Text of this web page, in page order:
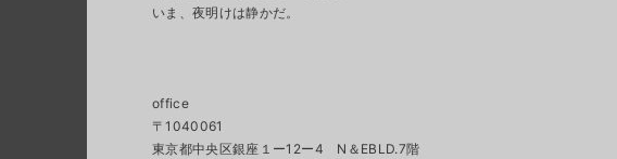
いま、夜明けは静かだ。
office
〒1040061
東京都中央区銀座１ー12ー4 N＆EBLD.7階